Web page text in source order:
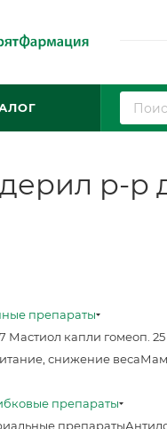
р-р
препараты
Мастиол капли гомеоп.
снижение веса
препараты
препараты